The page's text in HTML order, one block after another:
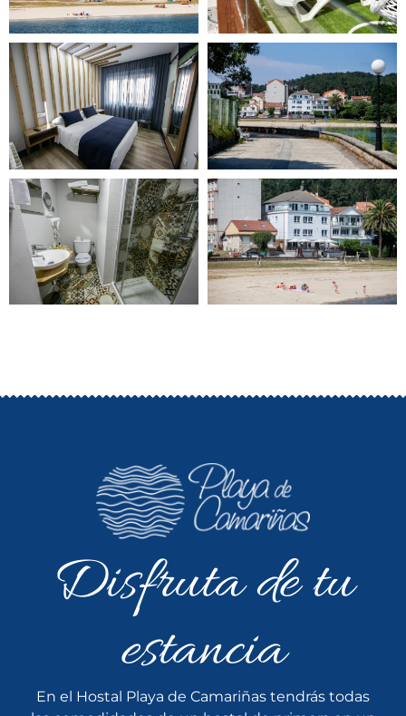
Disfruta de tu
estancia
En el Hostal Playa de Camariñas tendrás todas